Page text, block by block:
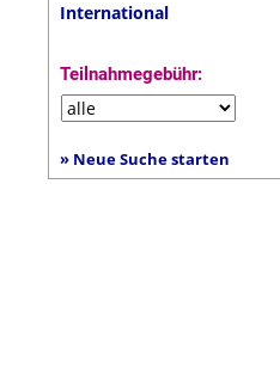
International
Teilnahmegebühr:
» Neue Suche starten